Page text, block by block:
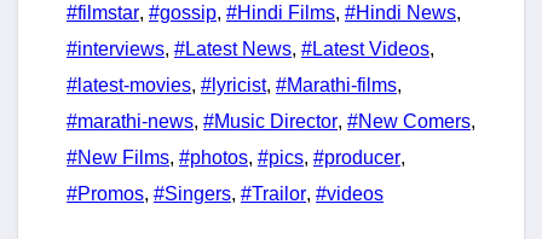
#filmstar, #gossip, #Hindi Films, #Hindi News,
#interviews, #Latest News, #Latest Videos,
#latest-movies, #lyricist, #Marathi-films,
#marathi-news, #Music Director, #New Comers,
#New Films, #photos, #pics, #producer,
#Promos, #Singers, #Trailor, #videos